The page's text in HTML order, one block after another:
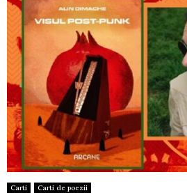
Carti Carti de poezii